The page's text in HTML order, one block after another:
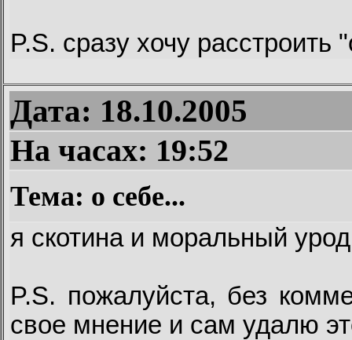
P.S. сразу хочу расстроить
Дата: 18.10.2005
На часах: 19:52
Тема: о себе...
я скотина и моральный урод
P.S. пожалуйста, без
свое мнение и сам удалю